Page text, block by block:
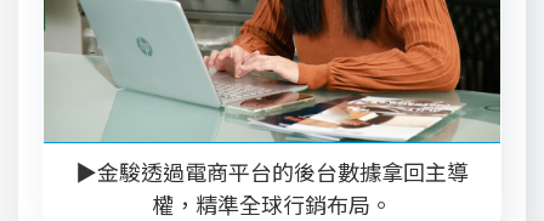
▶金駿透過電商平台的後台數據拿回主導
權，精準全球行銷布局。